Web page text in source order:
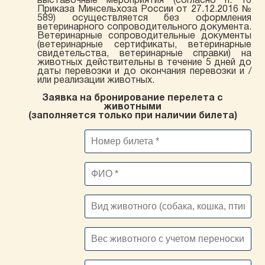
Приказа Минсельхоза России от 27.12.2016 №
589) осуществляется без оформления
ветеринарного сопроводительного документа.
Ветеринарные сопроводительные документы
(ветеринарные сертификаты, ветеринарные
свидетельства, ветеринарные справки) на
животных действительны в течение 5 дней до
даты перевозки и до окончания перевозки и /
или реализации животных.
Заявка на бронирование перелета с
животными
(заполняется только при наличии билета)